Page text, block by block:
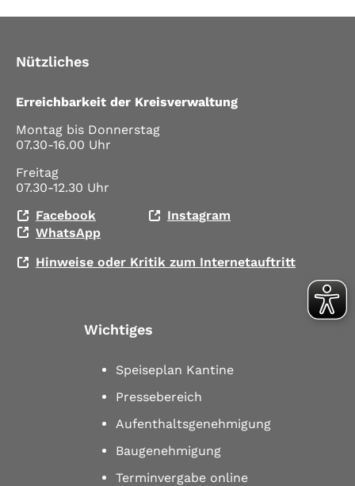
Nützliches
Erreichbarkeit der Kreisverwaltung
Montag bis Donnerstag
07.30-16.00 Uhr
Freitag
07.30-12.30 Uhr
Facebook
Instagram
WhatsApp
Hinweise oder Kritik zum Internetauftritt
Wichtiges
Speiseplan Kantine
Pressebereich
Aufenthaltsgenehmigung
Baugenehmigung
Terminvergabe online